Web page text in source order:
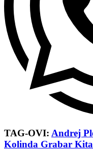
TAG-OVI: Andrej
Kolinda Grabar